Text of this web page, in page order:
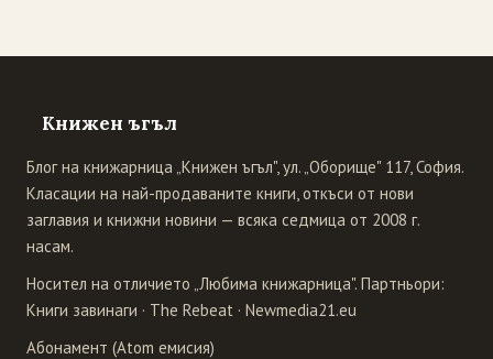
Книжен ъгъл
Блог на книжарница „Книжен ъгъл", ул. „Оборище" 117, София.
Класации на най-продаваните книги, откъси от нови
заглавия и книжни новини — всяка седмица от 2008 г.
насам.
Носител на отличието „Любима книжарница". Партньори:
Книги завинаги · The Rebeat · Newmedia21.eu
Абонамент (Atom емисия)